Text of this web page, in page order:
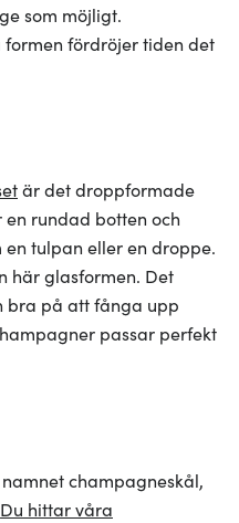
som möjligt.
fördröjer tiden det
är det droppformade
rundad botten och
tulpan eller en droppe.
här glasformen. Det
bra på att fånga upp
passar perfekt
champagneskål,
Du hittar våra